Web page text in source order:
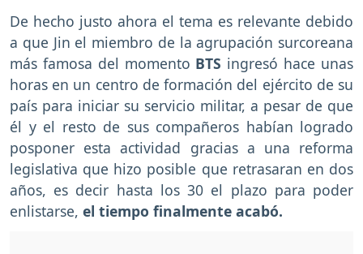
De hecho justo ahora el tema es relevante debido
a que Jin el miembro de la agrupación surcoreana
más famosa del momento BTS ingresó hace unas
horas en un centro de formación del ejército de su
país para iniciar su servicio militar, a pesar de que
él y el resto de sus compañeros habían logrado
posponer esta actividad gracias a una reforma
legislativa que hizo posible que retrasaran en dos
años, es decir hasta los 30 el plazo para poder
enlistarse, el tiempo finalmente acabó.